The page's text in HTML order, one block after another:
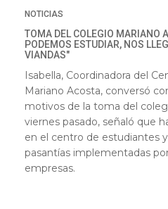
NOTICIAS
TOMA DEL COLEGIO MARIANO
PODEMOS ESTUDIAR, NOS
VIANDAS"
Isabella, Coordinadora del
Mariano Acosta, conversó
motivos de la toma del
viernes pasado, señaló que
en el centro de estudiantes
pasantías implementadas
empresas.